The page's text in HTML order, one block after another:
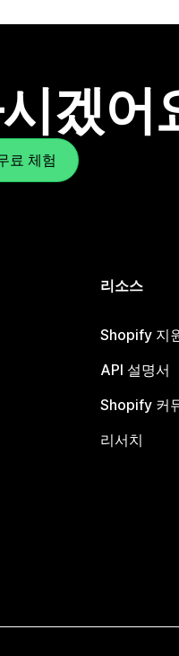
겠어
료 체험
리소스
Shopify 지
API 설명서
Shopify 커
리서치